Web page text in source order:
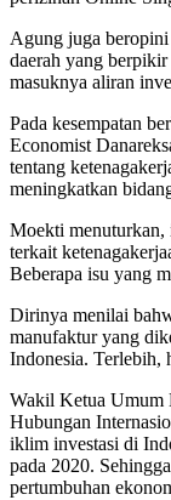
Agung juga beropini
daerah yang
masuknya aliran
Pada kesempatan
Economist
tentang
meningkatkan
Moekti menuturkan,
terkait
Beberapa isu yang
Dirinya menilai
manufaktur yang
Indonesia. Terlebih,
Wakil Ketua Umum
Hubungan
iklim investasi di
pada 2020.
pertumbuhan